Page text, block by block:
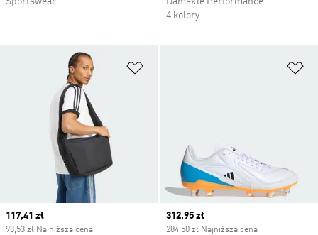
4 kolory
Current price
117,41 zł
93,53 zł Najniższa cena
Current price
312,95 zł
284,50 zł Najniższa cena